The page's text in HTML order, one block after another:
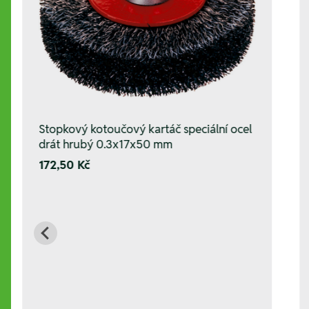
Stopkový kotoučový kartáč speciální ocel
drát hrubý 0.3x17x50 mm
172,50 Kč